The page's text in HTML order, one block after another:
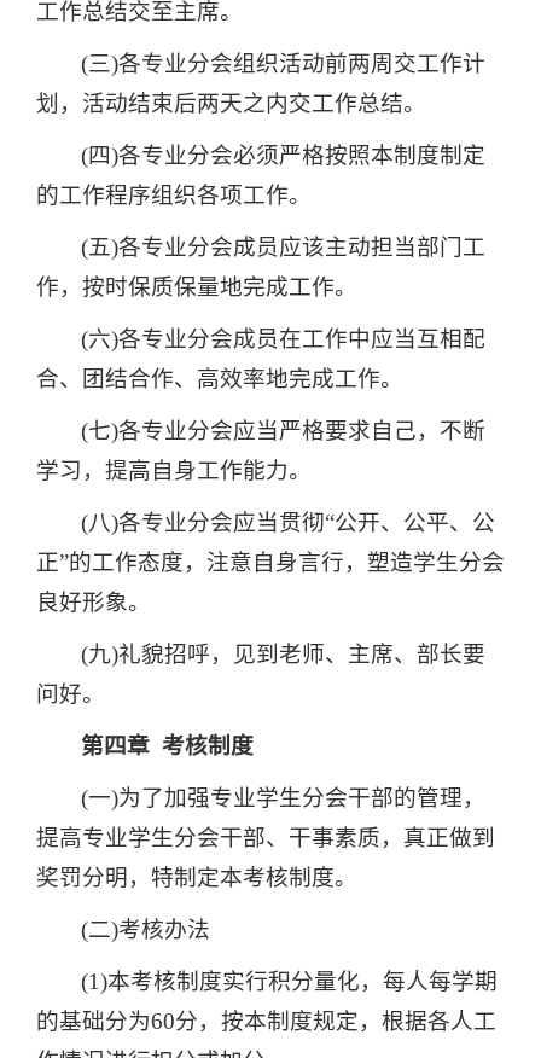
工作总结交至主席。
(三)各专业分会组织活动前两周交工作计
划，活动结束后两天之内交工作总结。
(四)各专业分会必须严格按照本制度制定
的工作程序组织各项工作。
(五)各专业分会成员应该主动担当部门工
作，按时保质保量地完成工作。
(六)各专业分会成员在工作中应当互相配
合、团结合作、高效率地完成工作。
(七)各专业分会应当严格要求自己，不断
学习，提高自身工作能力。
(八)各专业分会应当贯彻“公开、公平、公
正”的工作态度，注意自身言行，塑造学生分会
良好形象。
(九)礼貌招呼，见到老师、主席、部长要
问好。
第四章 考核制度
(一)为了加强专业学生分会干部的管理，
提高专业学生分会干部、干事素质，真正做到
奖罚分明，特制定本考核制度。
(二)考核办法
(1)本考核制度实行积分量化，每人每学期
的基础分为60分，按本制度规定，根据各人工